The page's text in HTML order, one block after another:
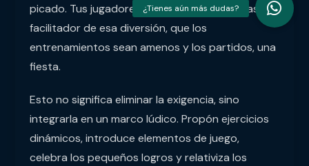
picado. Tus jugadores esperan de ti que seas un
facilitador de esa diversión, que los
entrenamientos sean amenos y los partidos, una
fiesta.
Esto no significa eliminar la exigencia, sino
integrarla en un marco lúdico. Propón ejercicios
dinámicos, introduce elementos de juego,
celebra los pequeños logros y relativiza los